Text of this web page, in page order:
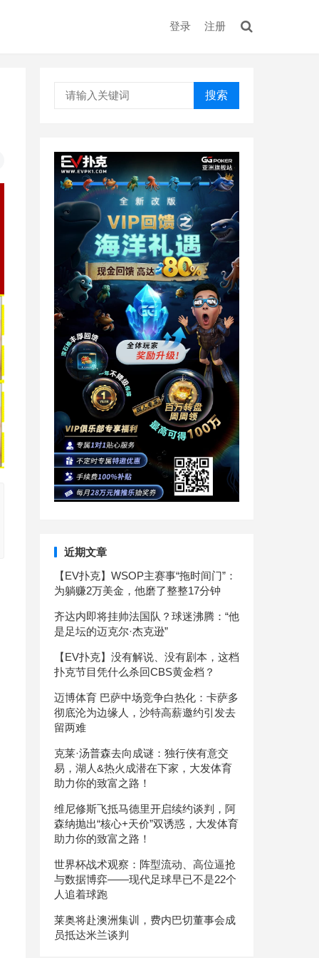
登录 注册
搜索
近期文章
【EV扑克】WSOP主赛事“拖时间门”：
为躺赚2万美金，他磨了整整17分钟
齐达内即将挂帅法国队？球迷沸腾：“他
是足坛的迈克尔·杰克逊”
【EV扑克】没有解说、没有剧本，这档
扑克节目凭什么杀回CBS黄金档？
迈博体育 巴萨中场竞争白热化：卡萨多
彻底沦为边缘人，沙特高薪邀约引发去
留两难
克莱·汤普森去向成谜：独行侠有意交
易，湖人&热火成潜在下家，大发体育
助力你的致富之路！
维尼修斯飞抵马德里开启续约谈判，阿
森纳抛出“核心+天价”双诱惑，大发体育
助力你的致富之路！
世界杯战术观察：阵型流动、高位逼抢
与数据博弈——现代足球早已不是22个
人追着球跑
莱奥将赴澳洲集训，费内巴切董事会成
员抵达米兰谈判